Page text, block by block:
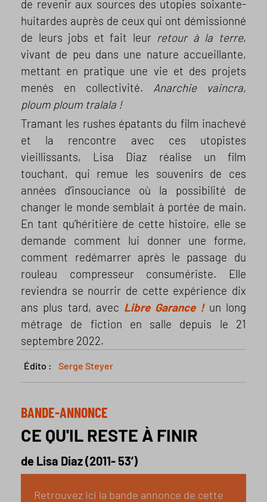
de revenir aux sources des utopies soixante-
huitardes auprès de ceux qui ont démissionné
de leurs jobs et fait leur retour à la terre,
vivant de peu dans une nature accueillante,
mettant en pratique une vie et des projets
menés en collectivité. Anarchie vaincra,
ploum ploum tralala !
Tramant les rushes épatants du film inachevé
et la rencontre avec ces utopistes
vieillissants, Lisa Diaz réalise un film
touchant, qui remue les souvenirs de ces
années d’insouciance où la possibilité de
changer le monde semblait à portée de main.
En tant qu’héritière de cette histoire, elle se
demande comment lui donner une forme,
comment redémarrer après le passage du
rouleau compresseur consumériste. Elle
reviendra se nourrir de cette expérience dix
ans plus tard, avec Libre Garance !un long
métrage de fiction en salle depuis le 21
septembre 2022.
Édito : Serge Steyer
BANDE-ANNONCE
CE QU'IL RESTE À FINIR
de Lisa Diaz (2011- 53’)
Retrouvez ici la bande annonce de cette